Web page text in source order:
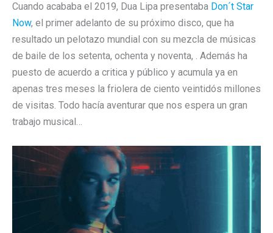
Cuando acababa el 2019, Dua Lipa presentaba Don´t Star
Now, el primer adelanto de su próximo disco, que ha
resultado un pelotazo mundial con su mezcla de músicas
de baile de los setenta, ochenta y noventa, . Además ha
puesto de acuerdo a critica y público y acumula ya en
apenas tres meses la friolera de ciento veintidós millones
de visitas. Todo hacía aventurar que nos espera un gran
trabajo musical…